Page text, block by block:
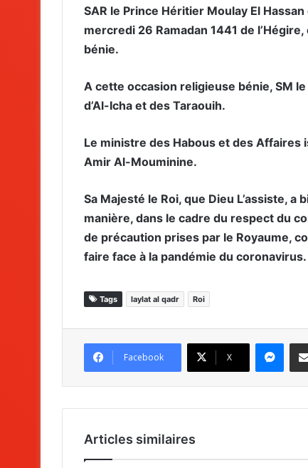
SAR le Prince Héritier Moulay El
mercredi 26 Ramadan 1441 de
bénie.
A cette occasion religieuse bénie, SM
d’Al-Icha et des Taraouih.
Le ministre des Habous et des Affaires
Amir Al-Mouminine.
Sa Majesté le Roi, que Dieu L’assiste,
manière, dans le cadre du respect du
de précaution prises par le Royaume,
faire face à la pandémie du coronavirus.
Tags laylat al qadr Roi
Facebook X
Articles similaires